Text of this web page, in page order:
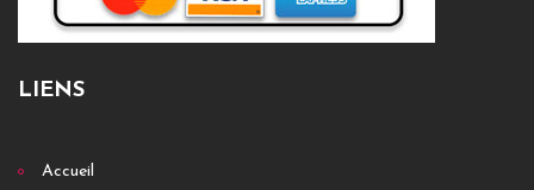
LIENS
Accueil